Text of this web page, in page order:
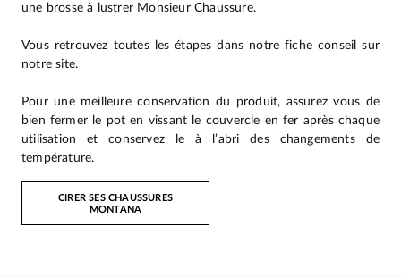
une brosse à lustrer Monsieur Chaussure.
Vous retrouvez toutes les étapes dans notre fiche conseil sur
notre site.
Pour une meilleure conservation du produit, assurez vous de
bien fermer le pot en vissant le couvercle en fer après chaque
utilisation et conservez le à l’abri des changements de
température.
CIRER SES CHAUSSURES
MONTANA